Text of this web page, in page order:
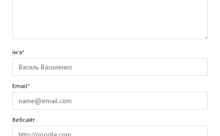
Ім'я*
Email*
Вебсайт